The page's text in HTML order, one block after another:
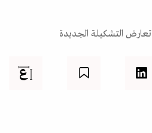
التشكيلة الجديدة